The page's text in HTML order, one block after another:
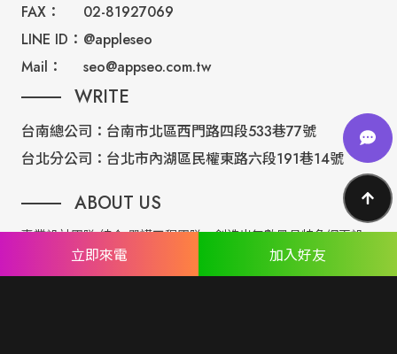
FAX：
02-81927069
LINE ID： @appleseo
Mail：
seo@appseo.com.tw
WRITE
台南總公司： 台南市北區西門路四段533巷77號
台北分公司： 台北市內湖區民權東路六段191巷14號
ABOUT US
專業設計團隊 結合 嚴謹工程團隊，創造出無數最具特色網頁設
計，不管是時尚美感或是網站最新特效技術，我們仍不斷學習推
出最創新的網頁設計。
立即來電 加入好友